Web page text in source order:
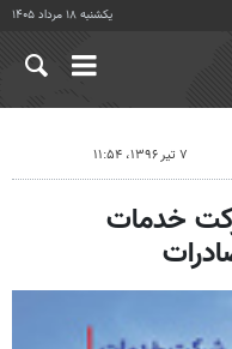
یکشنبه ۱۸ مرداد ۱۴۰۵
۷ تیر ۱۳۹۶، ۱۱:۵۴
خدمات